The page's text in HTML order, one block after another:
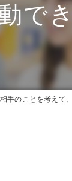
AIコンサル
管理職研修
ファシリテ
で
相手のことを考えて